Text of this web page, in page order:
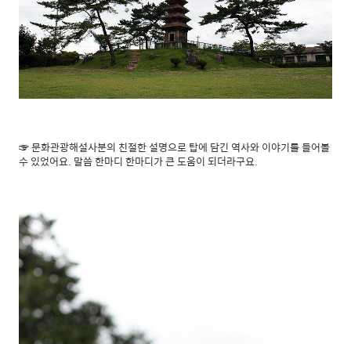
☞ 문화관광해설사분의 친절한 설명으로 탑에 담긴 역사와 이야기를 들어볼
수 있었어요. 말씀 한마디 한마디가 큰 도움이 되더라구요.